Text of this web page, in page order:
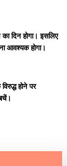
दिन होगा। इसलिए
आवश्यक होगा।
होने पर